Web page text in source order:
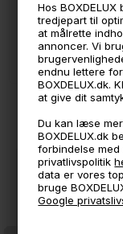
Hos
tredjepart til
at målrette
annoncer. Vi
endnu lettere
BOXDELUX.dk.
at give dit
Du kan læse
BOXDELUX.dk
forbindelse
privatlivspolitik
data er vores
bruge
Google
📱 Kundeservice
Kundeservice